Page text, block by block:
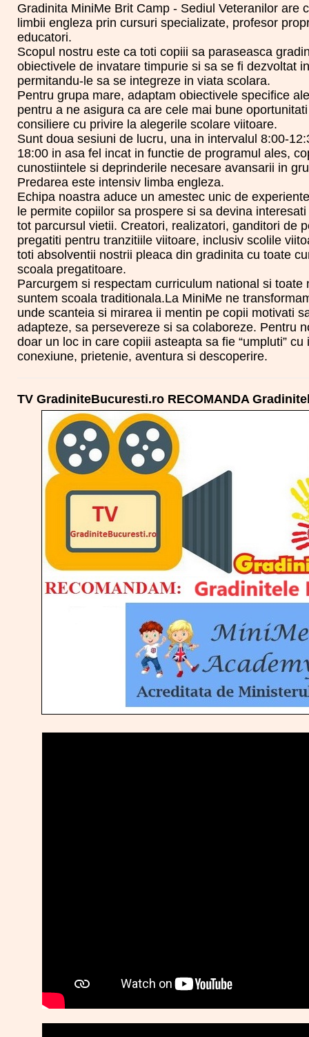
Gradinita MiniMe Brit Camp - Sediul Veteranilor are
limbii engleza prin cursuri specializate, profesor
educatori.
Scopul nostru este ca toti copiii sa paraseasca
obiectivele de invatare timpurie si sa se fi dezvoltat
permitandu-le sa se integreze in viata scolara.
Pentru grupa mare, adaptam obiectivele specifice
pentru a ne asigura ca are cele mai bune
consiliere cu privire la alegerile scolare viitoare.
Sunt doua sesiuni de lucru, una in intervalul 8:00-
18:00 in asa fel incat in functie de programul ales,
cunostiintele si deprinderile necesare avansarii in
Predarea este intensiv limba engleza.
Echipa noastra aduce un amestec unic de
le permite copiilor sa prospere si sa devina
tot parcursul vietii. Creatori, realizatori, ganditori de
pregatiti pentru tranzitiile viitoare, inclusiv scolile
toti absolventii nostrii pleaca din gradinita cu toate
scoala pregatitoare.
Parcurgem si respectam curriculum national si toate
suntem scoala traditionala.La MiniMe ne
unde scanteia si mirarea ii mentin pe copii motivati
adapteze, sa persevereze si sa colaboreze. Pentru
doar un loc in care copiii asteapta sa fie “umpluti”
conexiune, prietenie, aventura si descoperire.
TV GradiniteBucuresti.ro RECOMANDA